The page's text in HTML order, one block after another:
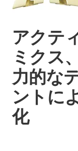
アクテ
ミクス
力的な
ントに
化